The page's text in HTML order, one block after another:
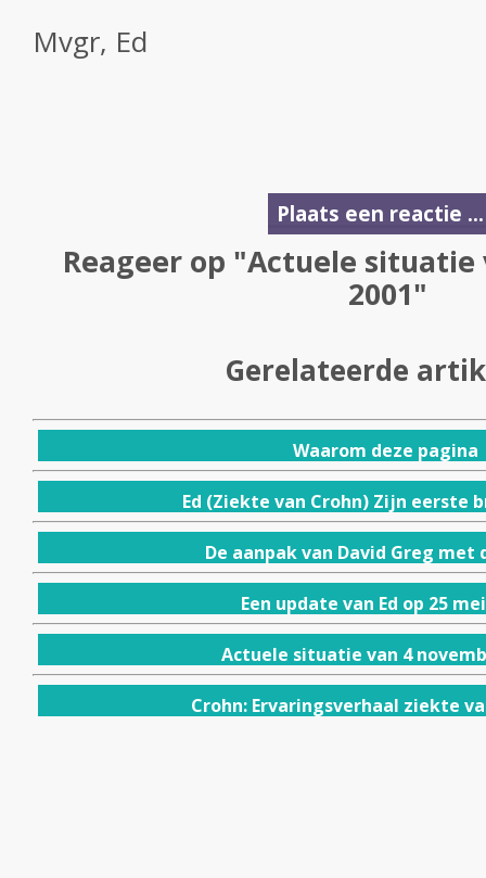
Mvgr, Ed
Plaats een reactie ...
Reageer op "Actuele situatie
2001"
Gerelateerde
Waarom deze pagina
Ed (Ziekte van Crohn) Zijn eerste
De aanpak van David Greg met
Een update van Ed op 25
Actuele situatie van 4
Crohn: Ervaringsverhaal ziekte